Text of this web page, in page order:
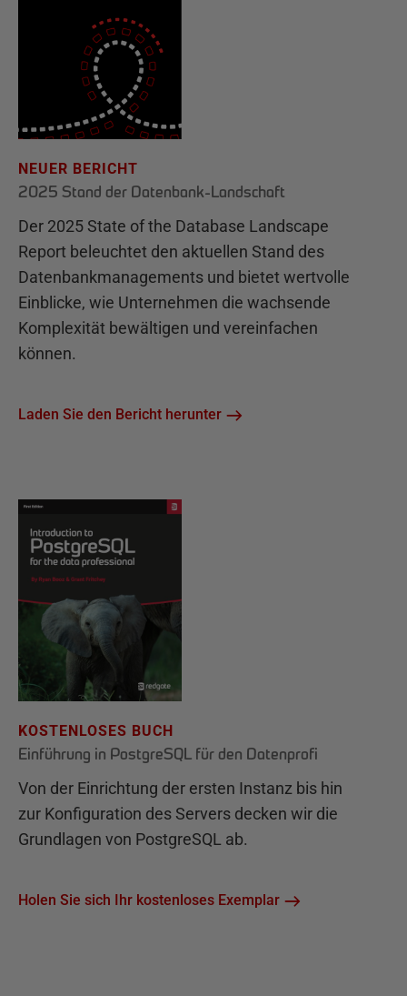
NEUER BERICHT
2025 Stand der Datenbank-Landschaft
Der 2025 State of the Database Landscape
Report beleuchtet den aktuellen Stand des
Datenbankmanagements und bietet wertvolle
Einblicke, wie Unternehmen die wachsende
Komplexität bewältigen und vereinfachen
können.
Laden Sie den Bericht herunter
KOSTENLOSES BUCH
Einführung in PostgreSQL für den Datenprofi
Von der Einrichtung der ersten Instanz bis hin
zur Konfiguration des Servers decken wir die
Grundlagen von PostgreSQL ab.
Holen Sie sich Ihr kostenloses Exemplar